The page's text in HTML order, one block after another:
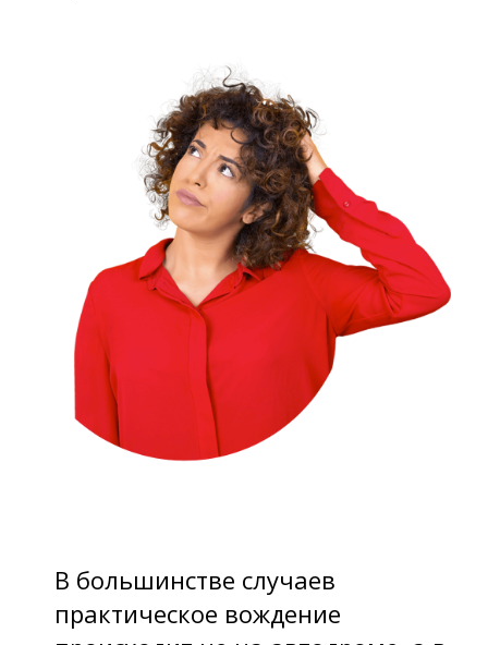
В большинстве случаев
практическое вождение